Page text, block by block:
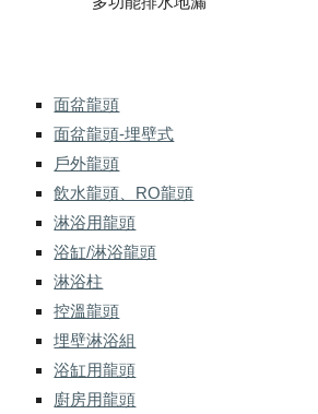
面盆龍頭
面盆龍頭-埋壁式
戶外龍頭
飲水龍頭、RO龍頭
淋浴用龍頭
浴缸/淋浴龍頭
淋浴柱
控溫龍頭
埋壁淋浴組
浴缸用龍頭
廚房用龍頭